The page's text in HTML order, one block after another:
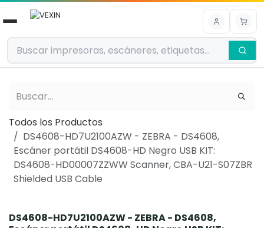
Ir al contenido
Todos los Productos
DS4608-HD7U2100AZW - ZEBRA - DS4608,
Escáner portátil DS4608-HD Negro USB KIT:
DS4608-HD00007ZZWW Scanner, CBA-U21-S07ZBR
Shielded USB Cable
DS4608-HD7U2100AZW - ZEBRA - DS4608,